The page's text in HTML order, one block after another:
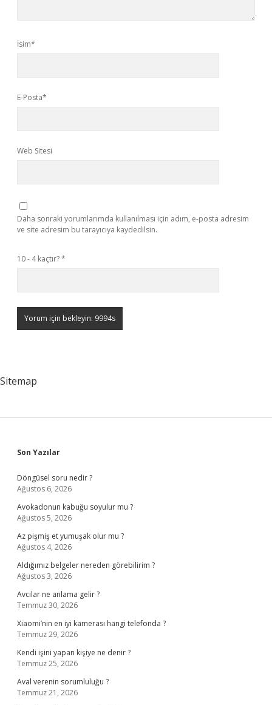
İsim*
E-Posta*
Web Sitesi
Daha sonraki yorumlarımda kullanılması için adım, e-posta adresim
ve site adresim bu tarayıcıya kaydedilsin.
10 - 4 kaçtır?*
Sitemap
Sidebar
Son Yazılar
Döngüsel soru nedir ?
Ağustos 6, 2026
Avokadonun kabuğu soyulur mu ?
Ağustos 5, 2026
Az pişmiş et yumuşak olur mu ?
Ağustos 4, 2026
Aldığımız belgeler nereden görebilirim ?
Ağustos 3, 2026
Avcılar ne anlama gelir ?
Temmuz 30, 2026
Xiaomi’nin en iyi kamerası hangi telefonda ?
Temmuz 29, 2026
Kendi işini yapan kişiye ne denir ?
Temmuz 25, 2026
Aval verenin sorumluluğu ?
Temmuz 21, 2026